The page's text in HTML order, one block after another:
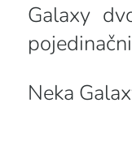
Galaxy
Neka